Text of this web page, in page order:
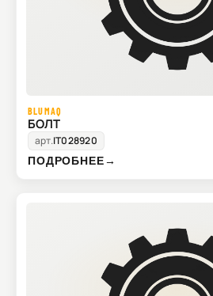
BLUMAQ
БОЛТ
арт.IT028920
ПОДРОБНЕЕ→